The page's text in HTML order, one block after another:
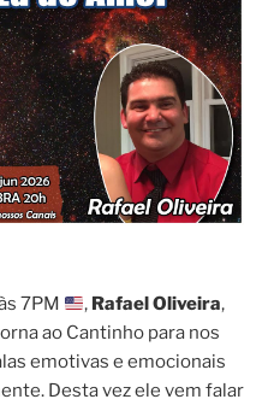
7PM , Rafael Oliveira,
ao Cantinho para nos
emotivas e emocionais
Desta vez ele vem falar